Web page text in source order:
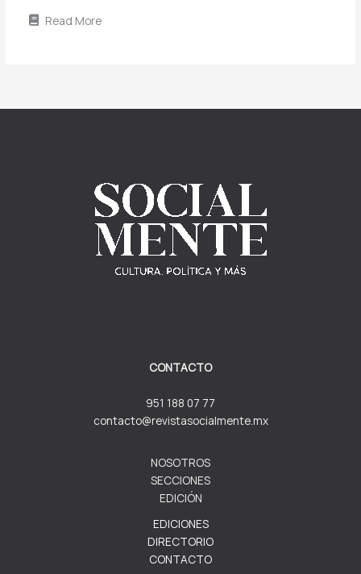
Read More
CONTACTO
951 188 07 77
contacto@revistasocialmente.mx
NOSOTROS
SECCIONES
EDICIÓN
EDICIONES
DIRECTORIO
CONTACTO